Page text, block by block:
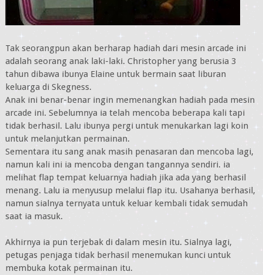
Tak seorangpun akan berharap hadiah dari mesin arcade ini
adalah seorang anak laki-laki. Christopher yang berusia 3
tahun dibawa ibunya Elaine untuk bermain saat liburan
keluarga di Skegness.
Anak ini benar-benar ingin memenangkan hadiah pada mesin
arcade ini. Sebelumnya ia telah mencoba beberapa kali tapi
tidak berhasil. Lalu ibunya pergi untuk menukarkan lagi koin
untuk melanjutkan permainan.
Sementara itu sang anak masih penasaran dan mencoba lagi,
namun kali ini ia mencoba dengan tangannya sendiri. ia
melihat flap tempat keluarnya hadiah jika ada yang berhasil
menang. Lalu ia menyusup melalui flap itu. Usahanya berhasil,
namun sialnya ternyata untuk keluar kembali tidak semudah
saat ia masuk.
Akhirnya ia pun terjebak di dalam mesin itu. Sialnya lagi,
petugas penjaga tidak berhasil menemukan kunci untuk
membuka kotak permainan itu.